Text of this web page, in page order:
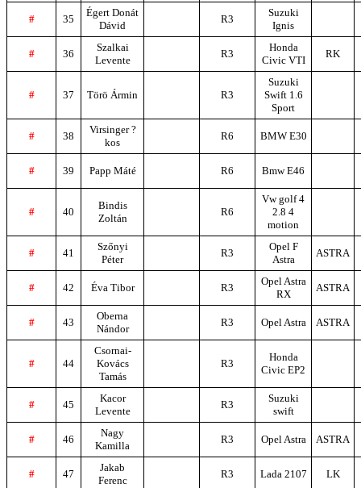
# 35
Égert Donát
Dávid
R3
Suzuki
Ignis
# 36
Szalkai
Levente
R3
Honda
Civic VTI
RK
# 37 Törö Ármin R3
Suzuki
Swift 1.6
Sport
# 38
Virsinger ?
kos
R6 BMW E30
# 39 Papp Máté R6 Bmw E46
# 40
Bindis
Zoltán
R6
Vw golf 4
2.8 4
motion
# 41
Szőnyi
Péter
R3
Opel F
Astra
ASTRA
# 42 Éva Tibor R3
Opel Astra
RX
ASTRA
# 43
Oberna
Nándor
R3 Opel Astra ASTRA
# 44
Csornai-
Kovács
Tamás
R3
Honda
Civic EP2
# 45
Kacor
Levente
R3
Suzuki
swift
# 46
Nagy
Kamilla
R3 Opel Astra ASTRA
# 47
Jakab
Ferenc
R3 Lada 2107 LK